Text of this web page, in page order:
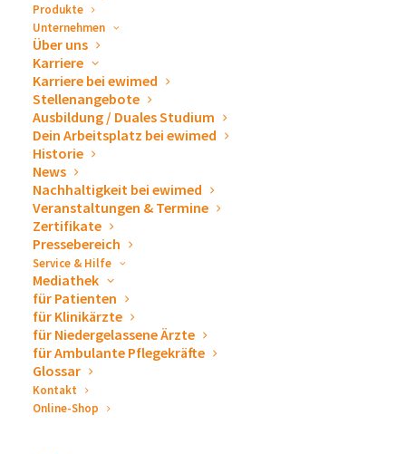
Produkte
Unternehmen
Über uns
Karriere
Karriere bei ewimed
Stellenangebote
Ausbildung / Duales Studium
Dein Arbeitsplatz bei ewimed
Historie
News
Nachhaltigkeit bei ewimed
Veranstaltungen & Termine
Zertifikate
Pressebereich
Service & Hilfe
Mediathek
für Patienten
für Klinikärzte
für Niedergelassene Ärzte
für Ambulante Pflegekräfte
Glossar
Kontakt
Online-Shop
Veranstaltungen &
Gerne beantworten wir Ihre Fragen zum Thema
Drainage von Pleuraergüssen und Aszites, unseren